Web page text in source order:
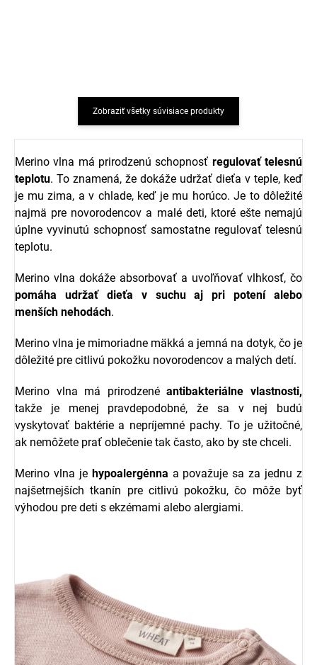
Zobraziť všetky súvisiace produkty
Merino vlna má prirodzenú schopnosť regulovať telesnú
teplotu. To znamená, že dokáže udržať dieťa v teple, keď
je mu zima, a v chlade, keď je mu horúco. Je to dôležité
najmä pre novorodencov a malé deti, ktoré ešte nemajú
úplne vyvinutú schopnosť samostatne regulovať telesnú
teplotu.
Merino vlna dokáže absorbovať a uvoľňovať vlhkosť, čo
pomáha udržať dieťa v suchu aj pri potení alebo
menších nehodách.
Merino vlna je mimoriadne mäkká a jemná na dotyk, čo je
dôležité pre citlivú pokožku novorodencov a malých detí.
Merino vlna má prirodzenéantibakteriálne vlastnosti,
takže je menej pravdepodobné, že sa v nej budú
vyskytovať baktérie a nepríjemné pachy. To je užitočné,
ak nemôžete prať oblečenie tak často, ako by ste chceli.
Merino vlna je hypoalergénna a považuje sa za jednu z
najšetrnejších tkanín pre citlivú pokožku, čo môže byť
výhodou pre deti s ekzémami alebo alergiami.